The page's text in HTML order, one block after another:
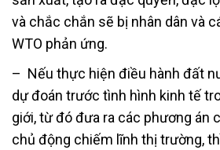
và chắc chắn sẽ bị nhân dân và
WTO phản ứng.
– Nếu thực hiện điều hành đất
dự đoán trước tình hình kinh tế
giới, từ đó đưa ra các phương án
chủ động chiếm lĩnh thị trường,